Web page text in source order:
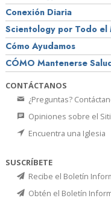
Conexión Diaria
Scientology por Todo el
Cómo Ayudamos
CÓMO Mantenerse
CONTÁCTANOS
¿Preguntas?
Opiniones sobre el
Encuentra una Iglesia
SUSCRÍBETE
Recibe el Boletín
Obtén el Boletín